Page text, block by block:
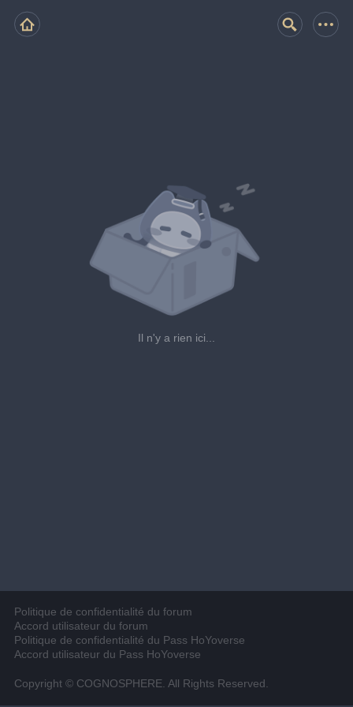
Il n'y a rien ici...
Politique de confidentialité du forum
Accord utilisateur du forum
Politique de confidentialité du Pass HoYoverse
Accord utilisateur du Pass HoYoverse
Copyright © COGNOSPHERE. All Rights Reserved.